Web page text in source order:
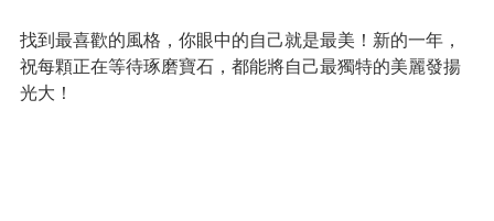
找到最喜歡的風格，你眼中的自己就是最美！新的一年，
祝每顆正在等待琢磨寶石，都能將自己最獨特的美麗發揚
光大！